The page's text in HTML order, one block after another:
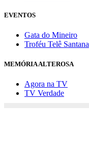
EVENTOS
Gata do Mineiro
Troféu Telê Santana
MEMÓRIA ALTEROSA
Agora na TV
TV Verdade